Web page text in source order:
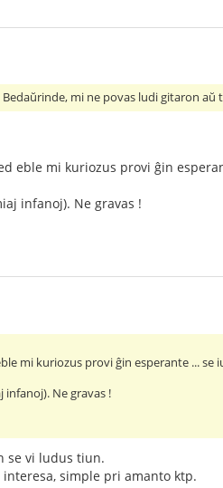
mi ne povas ludi gitaron
eble mi kuriozus provi ĝin
infanoj). Ne gravas !
mi kuriozus provi ĝin esperante ... se
Ne gravas !
se vi ludus tiun.
simple pri amanto ktp.